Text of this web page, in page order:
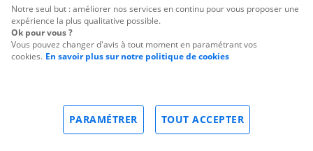
Notre seul but : améliorer nos services en continu pour vous proposer une
expérience la plus qualitative possible.
Ok pour vous ?
Vous pouvez changer d'avis à tout moment en paramétrant vos
cookies. En savoir plus sur notre politique de cookies
TOUT ACCEPTER
PARAMÉTRER